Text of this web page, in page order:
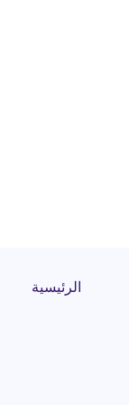
الرئيسية